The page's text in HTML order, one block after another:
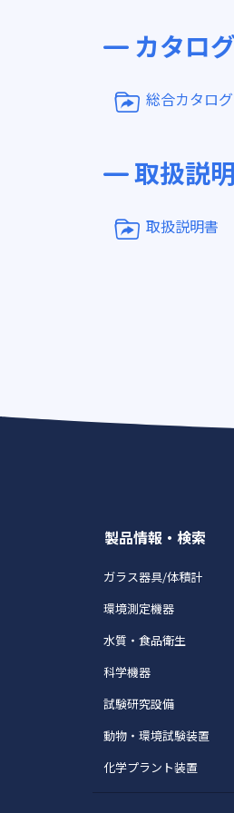
カタロ
総合カタログ
取扱説
取扱説明書
製品情報・検索
ガラス器具/体積計
環境測定機器
水質・食品衛生
科学機器
試験研究設備
動物・環境試験装置
化学プラント装置